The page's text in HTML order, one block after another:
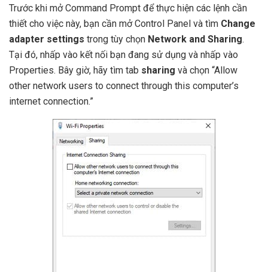
Trước khi mở Command Prompt để thực hiện các lệnh cần
thiết cho việc này, bạn cần mở Control Panel và tìm Change
adapter settings trong tùy chọn Network and Sharing.
Tại đó, nhấp vào kết nối bạn đang sử dụng và nhấp vào
Properties. Bây giờ, hãy tìm tab sharing và chọn “Allow
other network users to connect through this computer’s
internet connection.”